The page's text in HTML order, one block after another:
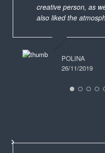
creative person, as
also liked the
POLINA
26/11/2019